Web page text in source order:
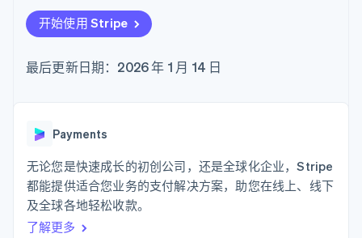
Payment
methods
接入 125+ 种支
Authorization
支付成功率优
Link
加速结账
Tax
销售税和增值
Recognition
Stripe Sigma
更多
Product roadmap
嵌入式金融
财务自动化
全球化企业
交易市场
按行业
AI 企业
实施预置结账流程
构建平台或交易市场
管理订阅
发行稳定币支持的支付卡
资源
应用集成
代码示例
专业服务
公司
产品路线图
Stripe Press
开始使用 Stripe
最后更新日期：2026 年 1 月 14 日
Payments
无论您是快速成长的初创公司，还是全球化企业，Stripe
都能提供适合您业务的支付解决方案，助您在线上、线下
及全球各地轻松收款。
了解更多